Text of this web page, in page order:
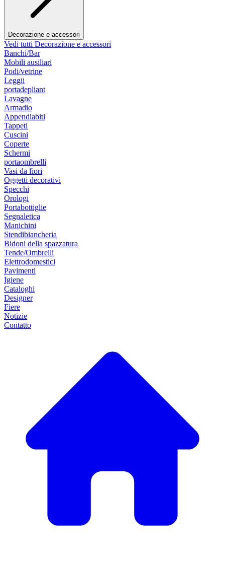
Decorazione e accessori
Vedi tutti Decorazione e accessori
Banchi/Bar
Mobili ausiliari
Podi/vetrine
Leggii
portadepliant
Lavagne
Armadio
Appendiabiti
Tappeti
Cuscini
Coperte
Schermi
portaombrelli
Vasi da fiori
Oggetti decorativi
Specchi
Orologi
Portabottiglie
Segnaletica
Manichini
Stendibiancheria
Bidoni della spazzatura
Tende/Ombrelli
Elettrodomestici
Pavimenti
Igiene
Cataloghi
Designer
Fiere
Notizie
Contatto